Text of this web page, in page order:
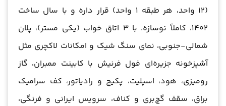
(12 واحد، هر طبقه 1 واحد) قرار داره و با سال ساخت
1402، کاملاً نوسازه. با 3 اتاق خواب (یکی مستر)، پلان
شمالی-جنوبی، نمای سنگ شیک و امکانات لاکچری مثل
آشپزخونه جزیره‌ای فول فرنیش با کابینت ممبران، گاز
رومیزی، هود، اسپلیت، پکیج و رادیاتور، کف سرامیک
براق، سقف گچ‌بری و کناف، سرویس ایرانی و فرنگی،